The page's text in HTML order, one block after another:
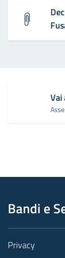
Vai
Bandi e
Privacy